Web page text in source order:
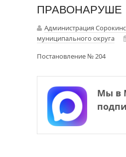
ПРАВОНАРУШЕ
Администрация
муниципального округа
Постановление № 204
Мы в